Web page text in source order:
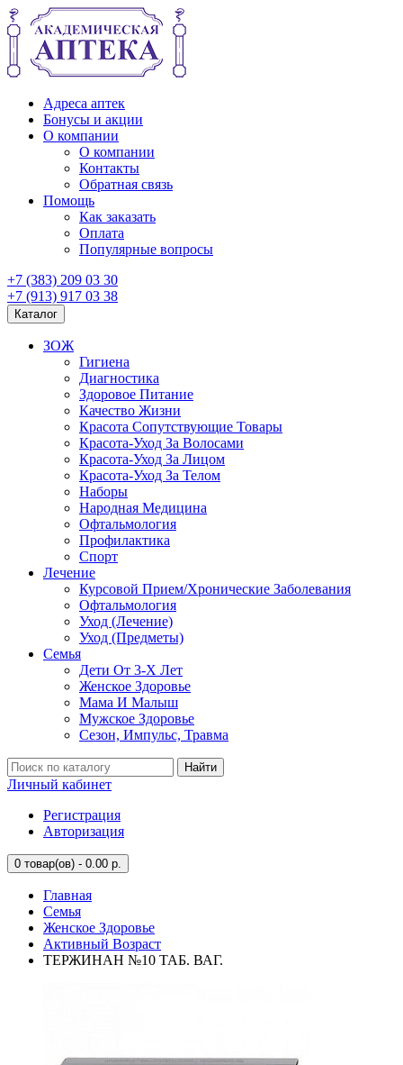
Адреса аптек
Бонусы и акции
О компании
О компании
Контакты
Обратная связь
Помощь
Как заказать
Оплата
Популярные вопросы
+7 (383) 209 03 30
+7 (913) 917 03 38
Каталог
ЗОЖ
Гигиена
Диагностика
Здоровое Питание
Качество Жизни
Красота Сопутствующие Товары
Красота-Уход За Волосами
Красота-Уход За Лицом
Красота-Уход За Телом
Наборы
Народная Медицина
Офтальмология
Профилактика
Спорт
Лечение
Курсовой Прием/Хронические Заболевания
Офтальмология
Уход (Лечение)
Уход (Предметы)
Семья
Дети От 3-Х Лет
Женское Здоровье
Мама И Малыш
Мужское Здоровье
Сезон, Импульс, Травма
Найти
Личный кабинет
Регистрация
Авторизация
0 товар(ов) - 0.00 р.
Главная
Семья
Женское Здоровье
Активный Возраст
ТЕРЖИНАН №10 ТАБ. ВАГ.